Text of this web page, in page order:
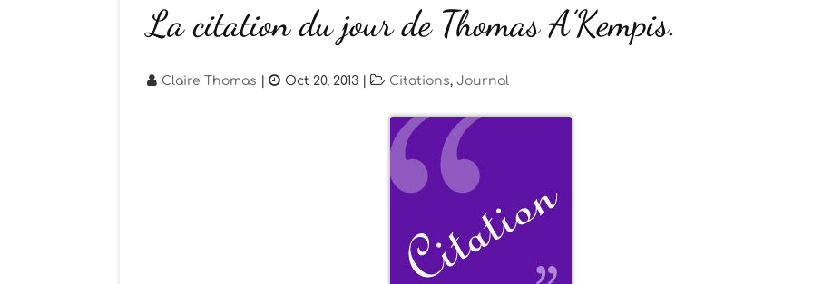
La citation du jour de Thomas A’Kempis.
Claire Thomas Oct 20, 2013 Citations, Journal